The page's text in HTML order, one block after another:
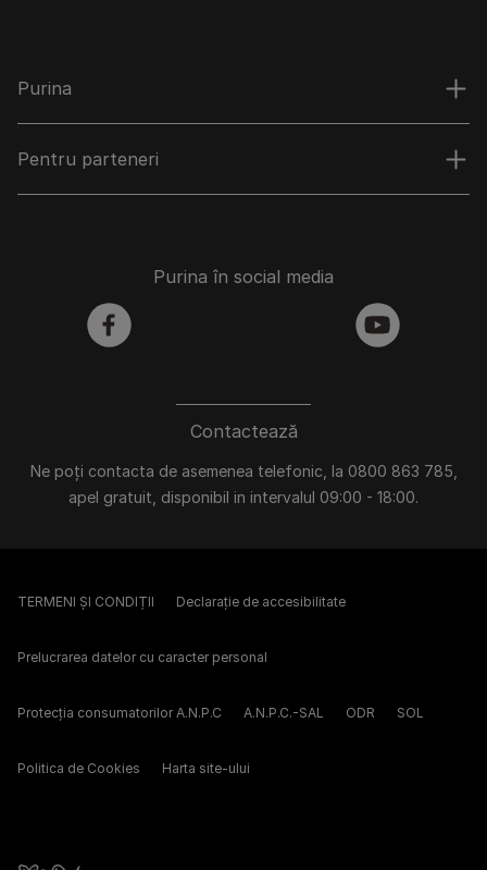
Purina
Pentru parteneri
Contactează
Ne poți contacta de asemenea telefonic, la 0800 863 785,
apel gratuit, disponibil in intervalul 09:00 - 18:00.
Purina în social media
facebook youtube
TERMENI ȘI CONDIȚII Declarație de accesibilitate
Prelucrarea datelor cu caracter personal
Protecția consumatorilor A.N.P.C A.N.P.C.-SAL ODR SOL
Politica de Cookies Harta site-ului